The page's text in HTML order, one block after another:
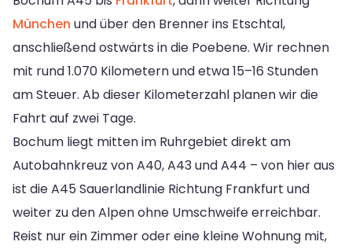
München und über den Brenner ins Etschtal,
anschließend ostwärts in die Poebene. Wir rechnen
mit rund 1.070 Kilometern und etwa 15–16 Stunden
am Steuer. Ab dieser Kilometerzahl planen wir die
Fahrt auf zwei Tage.
Bochum liegt mitten im Ruhrgebiet direkt am
Autobahnkreuz von A40, A43 und A44 – von hier aus
ist die A45 Sauerlandlinie Richtung Frankfurt und
weiter zu den Alpen ohne Umschweife erreichbar.
Reist nur ein Zimmer oder eine kleine Wohnung mit,